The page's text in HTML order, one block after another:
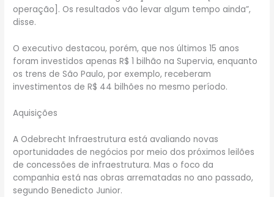
operação]. Os resultados vão levar algum tempo ainda”,
disse.
O executivo destacou, porém, que nos últimos 15 anos
foram investidos apenas R$ 1 bilhão na Supervia, enquanto
os trens de São Paulo, por exemplo, receberam
investimentos de R$ 44 bilhões no mesmo período.
Aquisições
A Odebrecht Infraestrutura está avaliando novas
oportunidades de negócios por meio dos próximos leilões
de concessões de infraestrutura. Mas o foco da
companhia está nas obras arrematadas no ano passado,
segundo Benedicto Junior.